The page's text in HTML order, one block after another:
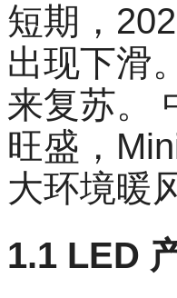
短期，
出现下滑
来复苏。
旺盛，
大环境暖
1.1 LED